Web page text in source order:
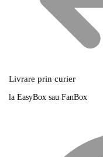
Livrare prin curier
la EasyBox sau FanBox